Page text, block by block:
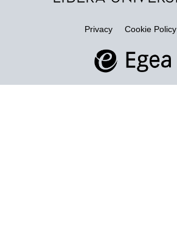
Privacy Cookie Policy